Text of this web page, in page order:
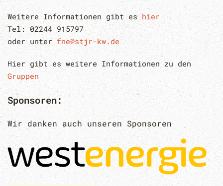
Weitere Informationen gibt es hier
Tel: 02244 915797
oder unter fne@stjr-kw.de
Hier gibt es weitere Informationen zu den
Gruppen
Sponsoren:
Wir danken auch unseren Sponsoren